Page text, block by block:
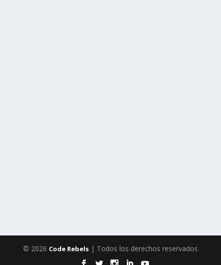
© 2026 Code Rebels | Todos los derechos reservados